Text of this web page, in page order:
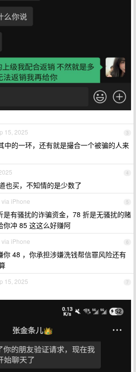
3
15, 2025
中的一环，还有就是撮合一个被骗的人来
4
也买，不知情的是少数了
5
iPhone
是有骚扰的诈骗资金，78 折是无骚扰的赌
你冲 85 这这么好赚阿
6
iPhone
48 ，你承担涉嫌洗钱帮信罪风险还有
7
15, 2025